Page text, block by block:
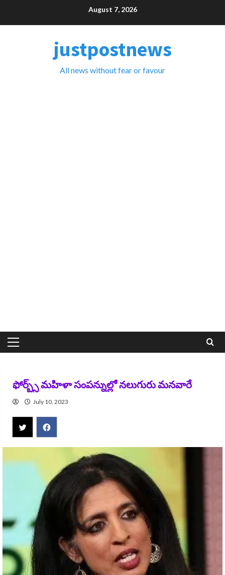
August 7, 2026
justpostnews
All news without fear or favour
Primary
ఫోర్బ్స్ మహిళా సంపన్నుల్లో నలుగురు మనవారే
July 10, 2023